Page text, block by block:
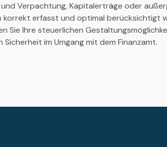
Verpachtung, Kapitalerträge oder
korrekt erfasst und optimal berücksichtigt
Sie Ihre steuerlichen
Sicherheit im Umgang mit dem Finanzamt.